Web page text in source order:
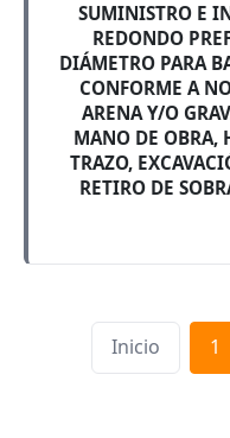
SUMINISTRO E
REDONDO
DIÁMETRO PARA
CONFORME A
ARENA Y/O
MANO DE OBRA,
TRAZO,
RETIRO DE
Inicio 1